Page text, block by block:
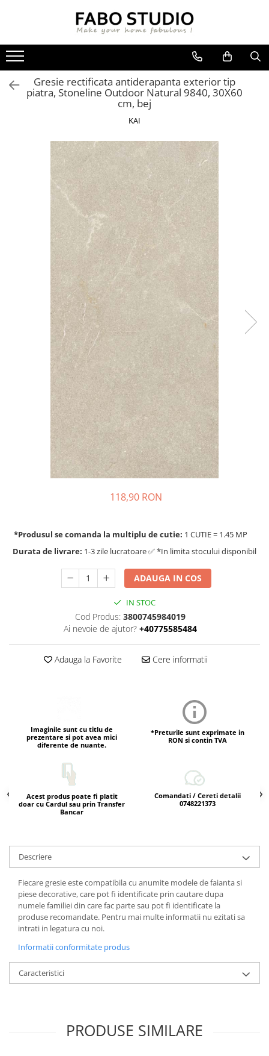
GRESIE INTERIOR
GRESIE EXTERIOR
GRESIE EXTERIOR 2 CM
GRESIE XXL - LASTRE
TREPTE DIN GRESIE
FAIANTA
PIESE DECORATIVE
CANAPELE
CUIERE
MESE
Gresie rectificata antiderapanta exterior tip
piatra, Stoneline Outdoor Natural 9840, 30X60
cm, bej
KAI
118,90 RON
*Produsul se comanda la multiplu de cutie: 1 CUTIE = 1.45 MP
Durata de livrare: 1-3 zile lucratoare ✅ *In limita stocului disponibil
ADAUGA IN COS
IN STOC
Cod Produs: 3800745984019
Ai nevoie de ajutor? +40775585484
Adauga la Favorite Cere informatii
Imaginile sunt cu titlu de
prezentare si pot avea mici
diferente de nuante.
*Preturile sunt exprimate in
RON si contin TVA
Acest produs poate fi platit
doar cu Cardul sau prin Transfer
Bancar
Comandati / Cereti detalii
0748221373
Descriere
Fiecare gresie este compatibila cu anumite modele de faianta si
piese decorative, care pot fi identificate prin cautare dupa
numele familiei din care fac parte sau pot fi identificate la
produse recomandate. Pentru mai multe informatii nu ezitati sa
intrati in legatura cu noi.
Informatii conformitate produs
Caracteristici
PRODUSE SIMILARE